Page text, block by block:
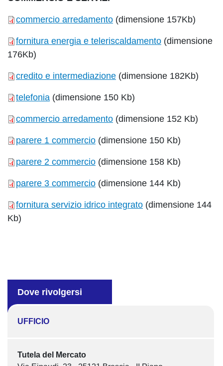
commercio arredamento (dimensione 157Kb)
fornitura energia e teleriscaldamento (dimensione
176Kb)
credito e intermediazione (dimensione 182Kb)
telefonia (dimensione 150 Kb)
commercio arredamento (dimensione 152 Kb)
parere 1 commercio (dimensione 150 Kb)
parere 2 commercio (dimensione 158 Kb)
parere 3 commercio (dimensione 144 Kb)
fornitura servizio idrico integrato (dimensione 144
Kb)
Dove rivolgersi
UFFICIO
Tutela del Mercato